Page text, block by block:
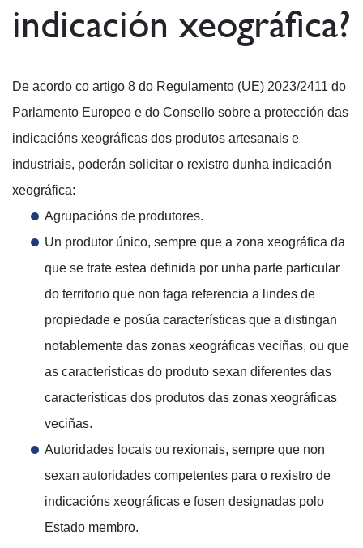
indicación xeográfica?
De acordo co artigo 8 do Regulamento (UE) 2023/2411 do
Parlamento Europeo e do Consello sobre a protección das
indicacións xeográficas dos produtos artesanais e
industriais, poderán solicitar o rexistro dunha indicación
xeográfica:
Agrupacións de produtores.
Un produtor único, sempre que a zona xeográfica da
que se trate estea definida por unha parte particular
do territorio que non faga referencia a lindes de
propiedade e posúa características que a distingan
notablemente das zonas xeográficas veciñas, ou que
as características do produto sexan diferentes das
características dos produtos das zonas xeográficas
veciñas.
Autoridades locais ou rexionais, sempre que non
sexan autoridades competentes para o rexistro de
indicacións xeográficas e fosen designadas polo
Estado membro.